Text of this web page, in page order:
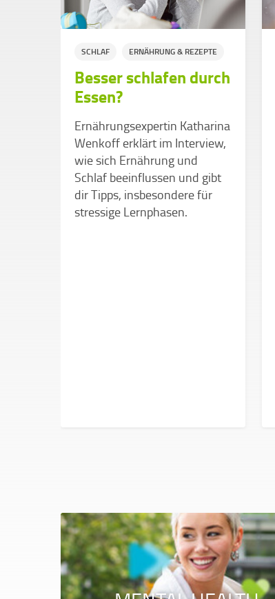
SCHLAF ERNÄHRUNG & REZEPTE
Besser schlafen durch
Essen?
Ernährungsexpertin Katharina
Wenkoff erklärt im Interview,
wie sich Ernährung und
Schlaf beeinflussen und gibt
dir Tipps, insbesondere für
stressige Lernphasen.